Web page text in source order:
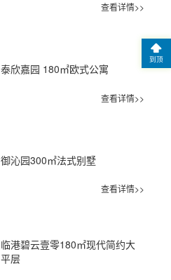
查看详情>>
泰欣嘉园 180㎡欧式公寓
查看详情>>
御沁园300㎡法式别墅
查看详情>>
临港碧云壹零180㎡现代简约大
平层
到顶